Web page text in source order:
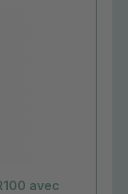
avec